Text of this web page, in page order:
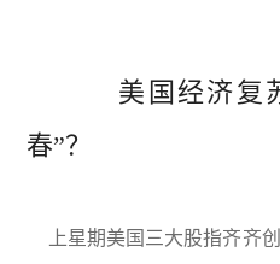
美国经济复苏
春”？
上星期美国三大股指齐齐